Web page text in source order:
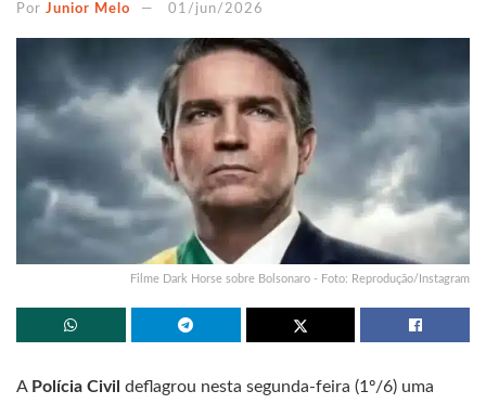
Por Junior Melo 01/jun/2026
Filme Dark Horse sobre Bolsonaro - Foto: Reprodução/Instagram
A Polícia Civil deflagrou nesta segunda-feira (1º/6) uma